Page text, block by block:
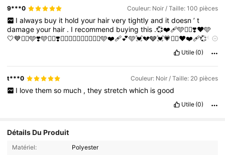
9***0 Couleur: Noir / Taille: 100 pièces
I always buy it hold your hair very tightly and it doesn ’ t
damageyour hair . I recommend buyingthis .💞❤️‍🩹🩵❤️‍🔥❣️❤️🩵
🤍💙❤️‍🔥🩵❣️🩵❤️‍🔥❣️❤️‍🔥💙💗❤️‍🔥🤍💗❤️‍🔥🩵❤️‍🩹💕🩵💓💔🩶💓💗❤️‍🔥❤️❤️‍🩹💞💚
Utile (0)
t***0 Couleur: Noir / Taille: 20 pièces
I love them so much , they stretch which is good
Utile (0)
Détails Du Produit
Matériel:
Polyester